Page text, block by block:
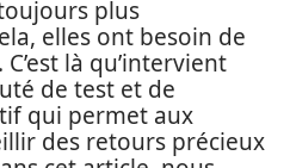
plus
elles ont besoin de
là qu’intervient
de test et de
qui permet aux
des retours précieux